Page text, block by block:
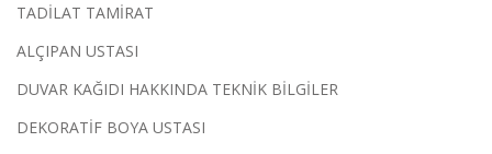
TADİLAT TAMİRAT
ALÇIPAN USTASI
DUVAR KAĞIDI HAKKINDA TEKNİK BİLGİLER
DEKORATİF BOYA USTASI